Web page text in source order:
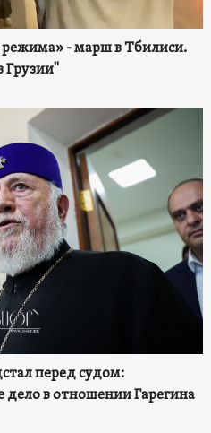
- марш в Тбилиси.
Грузии"
перед судом:
дело в отношении Гарегина